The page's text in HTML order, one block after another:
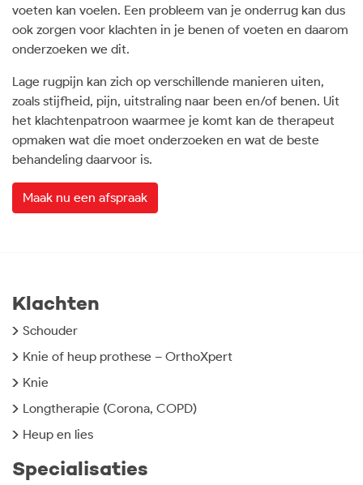
voeten kan voelen. Een probleem van je onderrug kan dus
ook zorgen voor klachten in je benen of voeten en daarom
onderzoeken we dit.
Lage rugpijn kan zich op verschillende manieren uiten,
zoals stijfheid, pijn, uitstraling naar been en/of benen. Uit
het klachtenpatroon waarmee je komt kan de therapeut
opmaken wat die moet onderzoeken en wat de beste
behandeling daarvoor is.
Maak nu een afspraak
Klachten
Schouder
Knie of heup prothese – OrthoXpert
Knie
Longtherapie (Corona, COPD)
Heup en lies
Specialisaties